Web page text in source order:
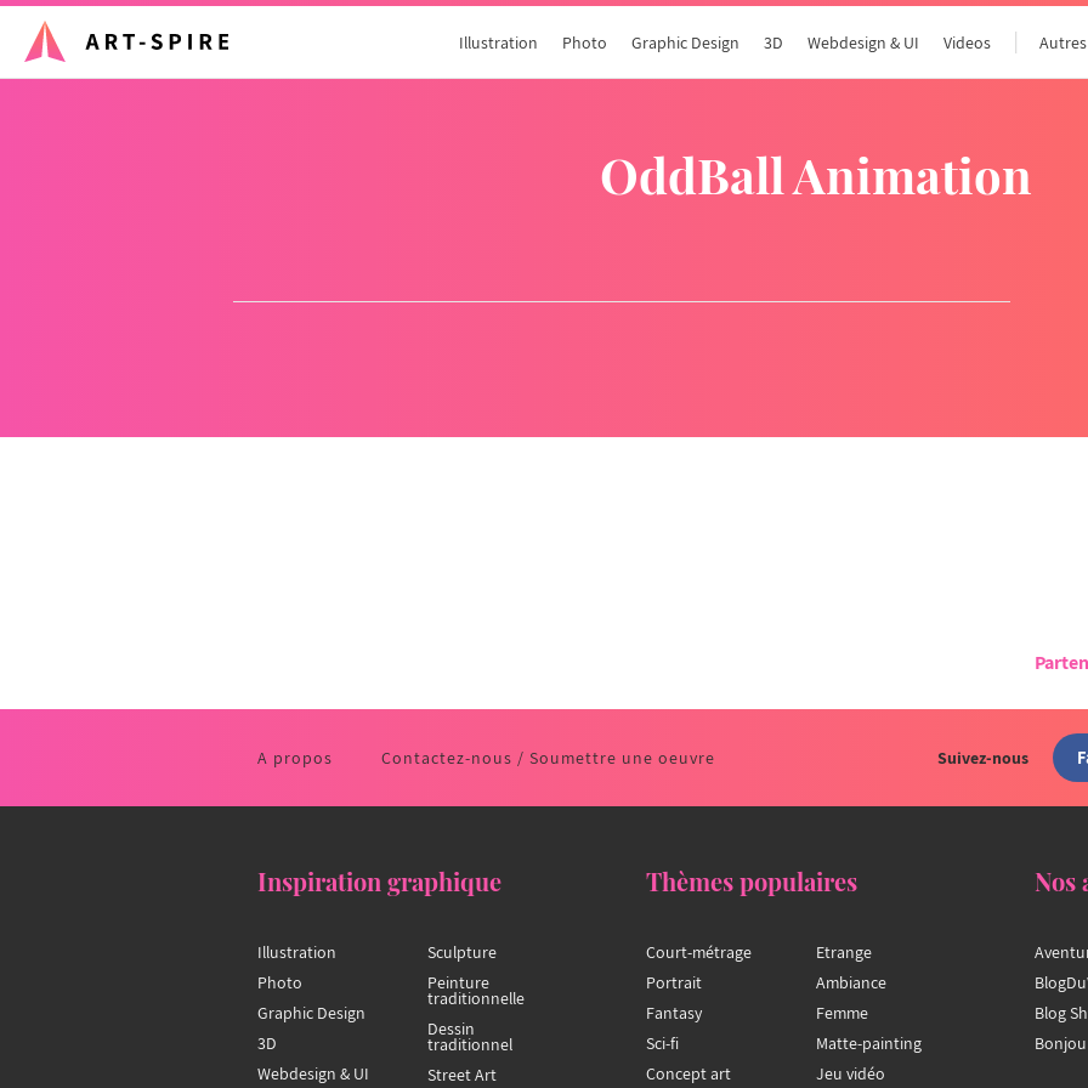
Illustration Photo Graphic Design 3D Webdesign & UI Videos Autres
OddBall Animation
A propos Contactez-nous / Soumettre une oeuvre Suivez-nous
Inspiration graphique
Illustration
Photo
Graphic Design
3D
Webdesign & UI
Sculpture
Peinture
traditionnelle
Dessin
traditionnel
Street Art
Thèmes populaires
Court-métrage
Portrait
Fantasy
Sci-fi
Concept art
Etrange
Ambiance
Femme
Matte-painting
Jeu vidéo
Nos
Blog